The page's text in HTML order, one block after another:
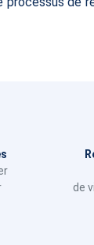
de